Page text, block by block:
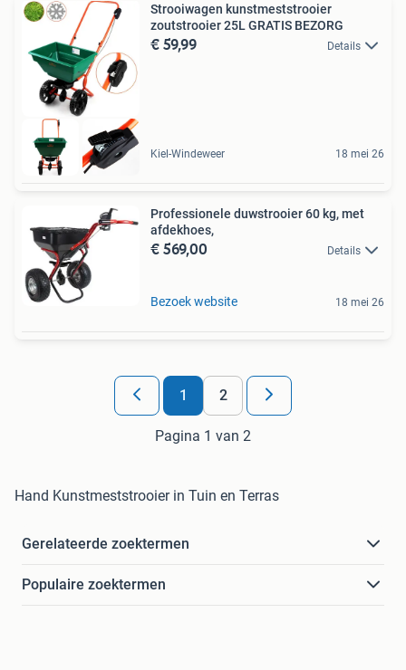
Strooiwagen kunstmeststrooier
zoutstrooier 25L GRATIS BEZORG
€ 59,99 Details
Kiel-Windeweer 18 mei 26
Professionele duwstrooier 60 kg, met
afdekhoes,
€ 569,00 Details
Bezoek website 18 mei 26
1 2
Pagina 1 van 2
Hand Kunstmeststrooier in Tuin en Terras
Gerelateerde zoektermen
Populaire zoektermen